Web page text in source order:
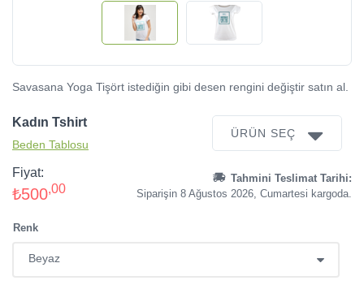
Savasana Yoga Tişört istediğin gibi desen rengini değiştir satın al.
Kadın Tshirt
Beden Tablosu
ÜRÜN SEÇ
Fiyat:
₺500,00
Tahmini Teslimat Tarihi:
Siparişin 8 Ağustos 2026, Cumartesi kargoda.
Renk